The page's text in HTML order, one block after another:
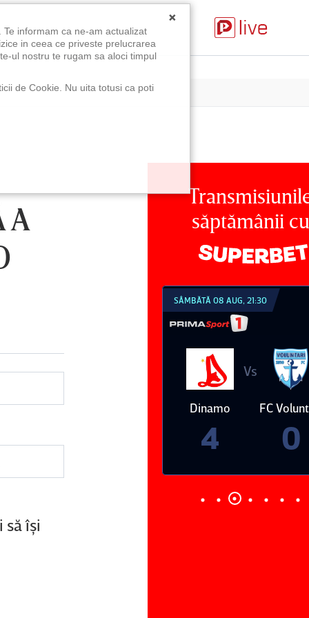
A
să îşi
săptămânii cu
Farul
3
Vs
SÂMBĂTĂ 08 AUG, 21:30
Dinamo
4
Vs
FC
0
×
informam ca ne-am actualizat
in ceea ce priveste prelucrarea
ul nostru te rugam sa aloci timpul
de Cookie. Nu uita totusi ca poti